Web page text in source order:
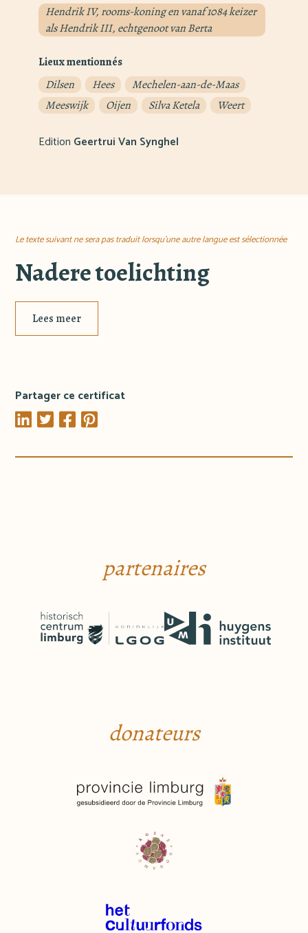
Hendrik IV, rooms-koning en vanaf 1084 keizer
als Hendrik III, echtgenoot van Berta
Lieux mentionnés
Dilsen
Hees
Mechelen-aan-de-Maas
Meeswijk
Oijen Silva Ketela Weert
Edition Geertrui Van Synghel
Le texte suivant ne sera pas traduit lorsqu'une autre langue est sélectionnée
Nadere toelichting
Lees meer
Partager ce certificat
partenaires
donateurs